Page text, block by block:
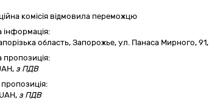
комісія відмовила переможцю
інформація:
область, Запорожье, ул. Панаса Мирного, 91,
пропозиція:
з ПДВ
з ПДВ